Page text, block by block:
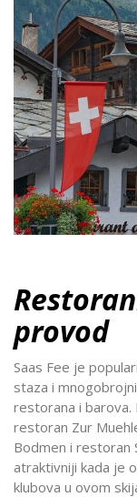
provod
Saas Fee je
staza i
restorana i barova.
restoran Zur
Bodmen i restoran
atraktivniji kada je
klubova u ovom